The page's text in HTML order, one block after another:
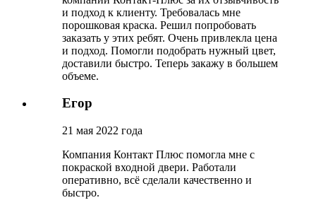
и подход к клиенту. Требовалась мне
порошковая краска. Решил попробовать
заказать у этих ребят. Очень привлекла цена
и подход. Помогли подобрать нужный цвет,
доставили быстро. Теперь закажу в большем
объеме.
Егор
21 мая 2022 года
Компания Контакт Плюс помогла мне с
покраской входной двери. Работали
оперативно, всё сделали качественно и
быстро.